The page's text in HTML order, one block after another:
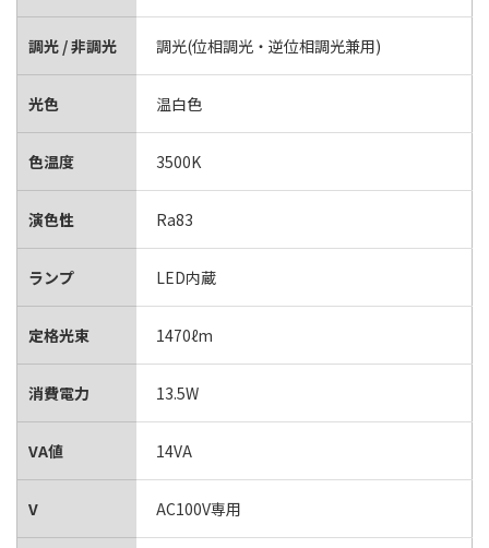
調光 / 非調光 調光(位相調光・逆位相調光兼用)
光色 温白色
色温度 3500K
演色性 Ra83
ランプ LED内蔵
定格光束 1470ℓm
消費電力 13.5W
VA値 14VA
V AC100V専用